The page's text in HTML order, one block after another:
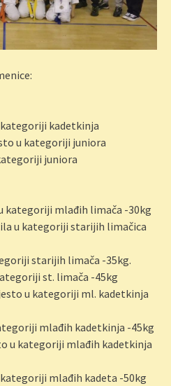
kategoriji kadetkinja
u kategoriji juniora
juniora
kategoriji mlađih limača -30kg
u kategoriji starijih limačica
starijih limača -35kg.
st. limača -45kg
u kategoriji ml. kadetkinja
mlađih kadetkinja -45kg
u kategoriji mlađih kadetkinja
kategoriji mlađih kadeta -50kg